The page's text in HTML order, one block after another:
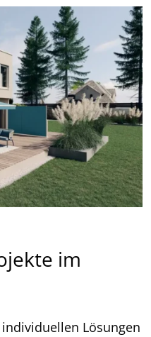
im
Lösungen